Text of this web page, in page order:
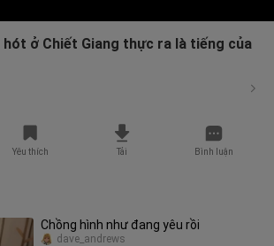
hót ở Chiết Giang thực ra là tiếng của
Yêu thích Tải Bình luận
Chồng hình như đang yêu rồi
dave_andrews